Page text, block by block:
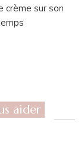
crème sur son
aider